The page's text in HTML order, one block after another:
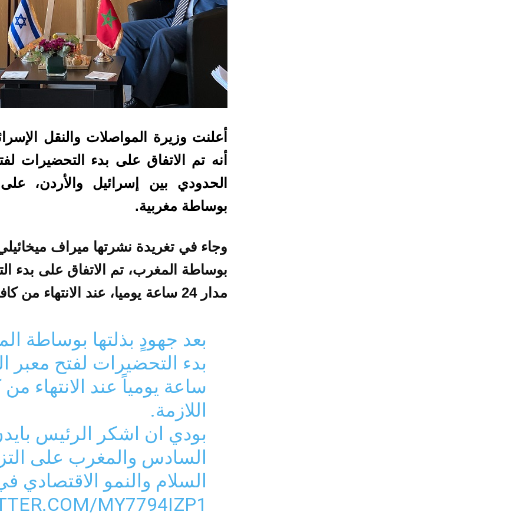
أعلنت وزيرة المواصلات والنقل
أنه تم الاتفاق على بدء التحضيرات
بوساطة مغربية.
وجاء في تغريدة نشرتها ميراف
بوساطة المغرب، تم الاتفاق على بدء
مدار 24 ساعة يوميا، عند الانتهاء من كافة الترتيبات اللازمة”.
بعد جهودٍ بذلتها بوساطة
ساعة يومياً عند الانتهاء من
اللازمة.
بودي ان اشكر الرئيس
السادس والمغرب على
السلام والنمو الاقتصادي
MY7794IZP1